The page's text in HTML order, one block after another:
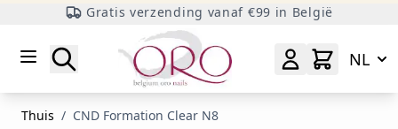
Gratis verzending vanaf €99 in België
Zoeken
NL
Thuis / CND Formation Clear N8